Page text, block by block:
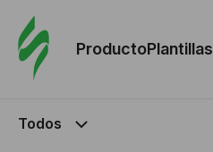
ProductoPlantillas
Todos